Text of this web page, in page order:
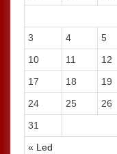
« Led
3
4 5
10
11 12
17
18 19
24
25 26
31